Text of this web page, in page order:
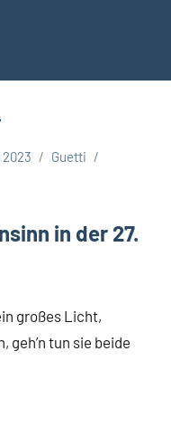
Guetti
in der 27.
großes Licht,
geh’n tun sie beide